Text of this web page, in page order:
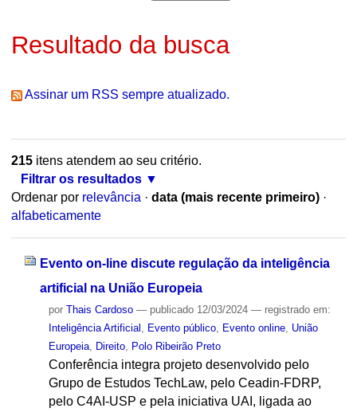
Resultado da busca
Assinar um RSS sempre atualizado.
215itens atendem ao seu critério.
Filtrar os resultados
Ordenar por relevância · data (mais recente primeiro) ·
alfabeticamente
Evento on-line discute regulação da inteligência
artificial na União Europeia
por Thais Cardoso — publicado12/03/2024 — registrado em:
Inteligência Artificial
Evento público, Evento online, União
Europeia, Direito, Polo Ribeirão Preto
Conferência integra projeto desenvolvido pelo
Grupo de Estudos TechLaw, pelo Ceadin-FDRP,
pelo C4AI-USP e pela iniciativa UAI, ligada ao